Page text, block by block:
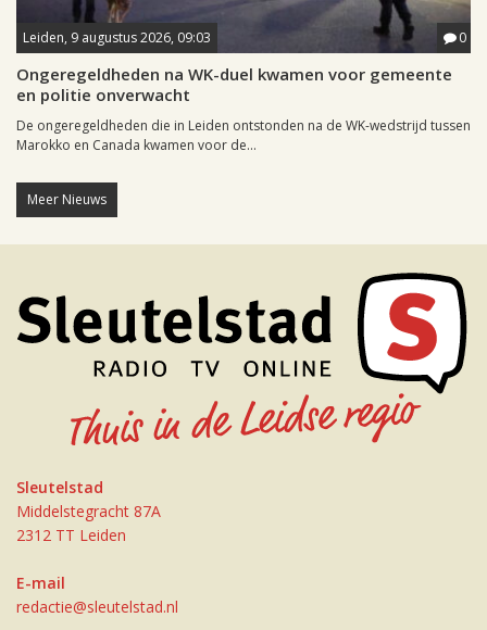
Leiden, 9 augustus 2026, 09:03 0
Ongeregeldheden na WK-duel kwamen voor gemeente
en politie onverwacht
De ongeregeldheden die in Leiden ontstonden na de WK-wedstrijd tussen
Marokko en Canada kwamen voor de...
Meer Nieuws
Sleutelstad
Middelstegracht 87A
2312 TT Leiden
E-mail
redactie@sleutelstad.nl